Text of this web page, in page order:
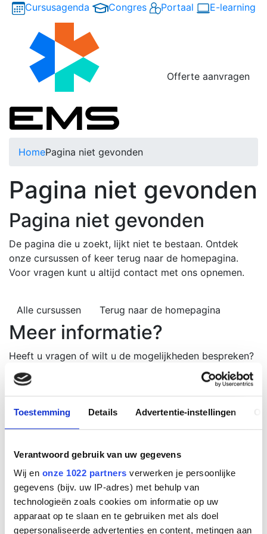
Toestemming Details Advertentie-instellingen
Verantwoord gebruik van uw gegevens
Wij en onze 1022 partners verwerken je persoonlijke
gegevens (bijv. uw IP-adres) met behulp van
technologieën zoals cookies om informatie op uw
apparaat op te slaan en te gebruiken met als doel
gepersonaliseerde advertenties en content, metingen aan
Cursusagenda Congres Portaal E-learning
Offerte aanvragen
HomePagina niet gevonden
Pagina niet gevonden
Pagina niet gevonden
De pagina die u zoekt, lijkt niet te bestaan. Ontdek
onze cursussen of keer terug naar de homepagina.
Voor vragen kunt u altijd contact met ons opnemen.
Alle cursussen Terug naar de homepagina
Meer informatie?
Heeft u vragen of wilt u de mogelijkheden bespreken?
Neem contact met ons op voor meer informatie.
Of ga naar onze contactpagina en vul ons formulier in.
bel 0413-265115
info@emschool.nl
Directe links
Alle cursussen
Cursus agenda
Algemene voorwaarden